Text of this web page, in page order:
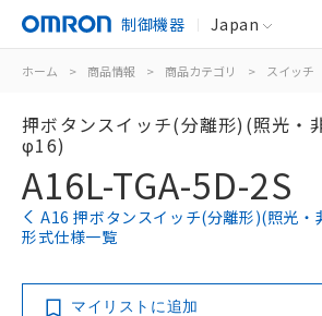
制御機器 Japan
ホーム > 商品情報 > 商品カテゴリ > スイッチ
押ボタンスイッチ(分離形)(照光・
φ16)
A16L-TGA-5D-2S
A16 押ボタンスイッチ(分離形)(照光
形式仕様一覧
マイリストに追加